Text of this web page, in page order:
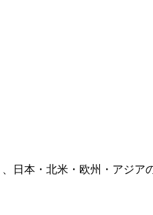
日本・北米・欧州・アジ